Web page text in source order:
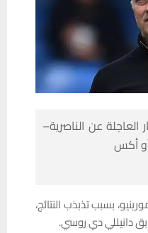
عن الناصرية–
أكس
بسبب تذبذب النتائج،
دانيللي دي روسي.